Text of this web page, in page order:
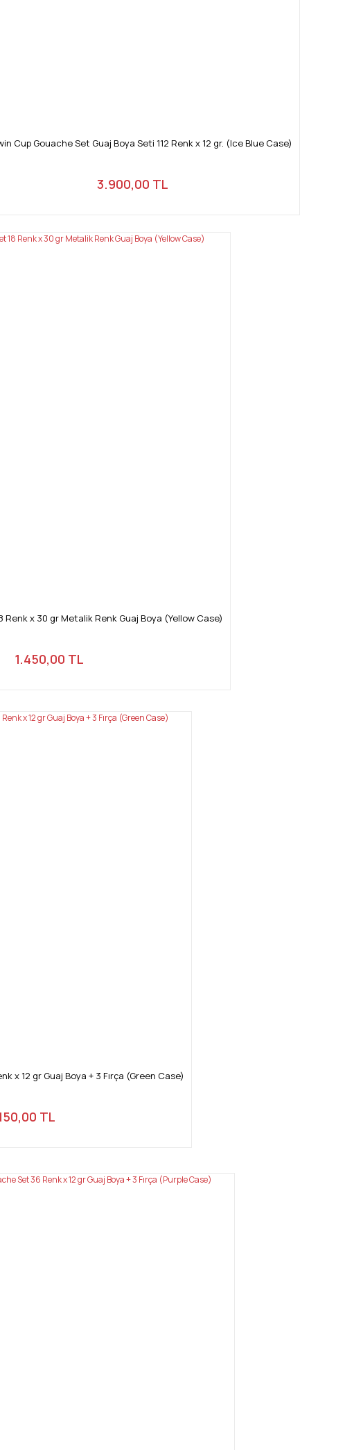
Cup Gouache Set Guaj Boya Seti 112 Renk x 12 gr. (Ice Blue Case)
3.900,00 TL
Renk x 30 gr Metalik Renk Guaj Boya (Yellow Case)
1.450,00 TL
x 12 gr Guaj Boya + 3 Fırça (Green Case)
TL